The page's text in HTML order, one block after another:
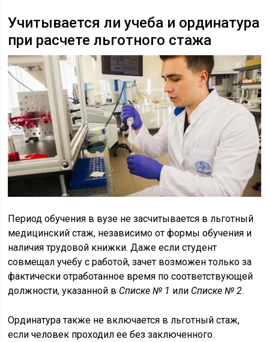
Учитывается ли учеба и ординатура
при расчете льготного стажа
Период обучения в вузе не засчитывается в льготный
медицинский стаж, независимо от формы обучения и
наличия трудовой книжки. Даже если студент
совмещал учебу с работой, зачет возможен только за
фактически отработанное время по соответствующей
должности, указанной в Списке № 1 или Списке № 2.
Ординатура также не включается в льготный стаж,
если человек проходил ее без заключенного